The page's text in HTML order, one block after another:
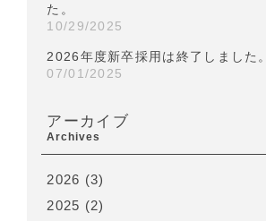
た。
10/29/2025
2026年度新卒採用は終了しました。
07/01/2025
アーカイブ
Archives
2026 (3)
2025 (2)